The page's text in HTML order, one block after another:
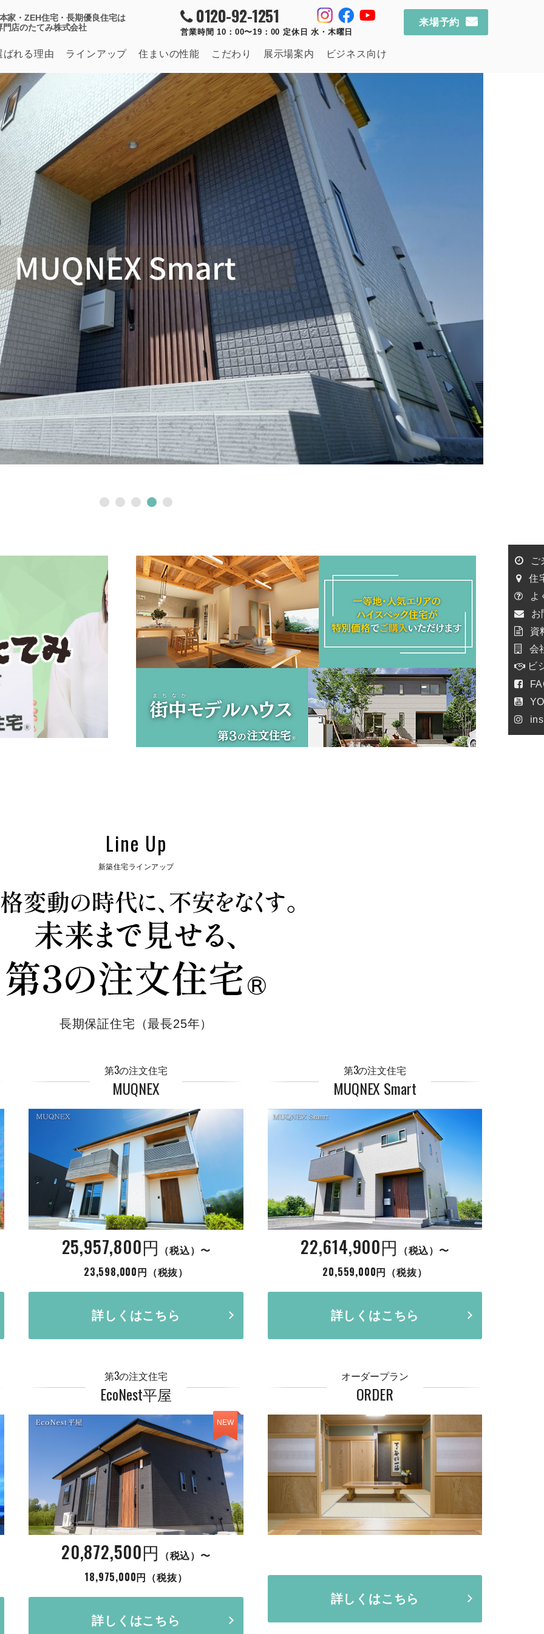
家・ZEH住宅・長期優良住宅は
店のたてみ株式会社
0120-92-1251
営業時間 10：00〜19：00 定休日 水・木曜日
来場予約
ばれる理由 ラインアップ 住まいの性能 こだわり 展示場案内 ビジネス向け
ご
住
よ
お
資
会
ビ
Line Up
新築住宅ラインアップ
長期保証住宅（最長25年）
第3の注文住宅
MUQNEX
25,957,800円 （税込）〜
23,598,000円（税抜）
詳しくはこちら
第3の注文住宅
MUQNEX Smart
22,614,900円 （税込）〜
20,559,000円（税抜）
詳しくはこちら
第3の注文住宅
EcoNest平屋
NEW
20,872,500円 （税込）〜
18,975,000円（税抜）
詳しくはこちら
オーダープラン
ORDER
詳しくはこちら